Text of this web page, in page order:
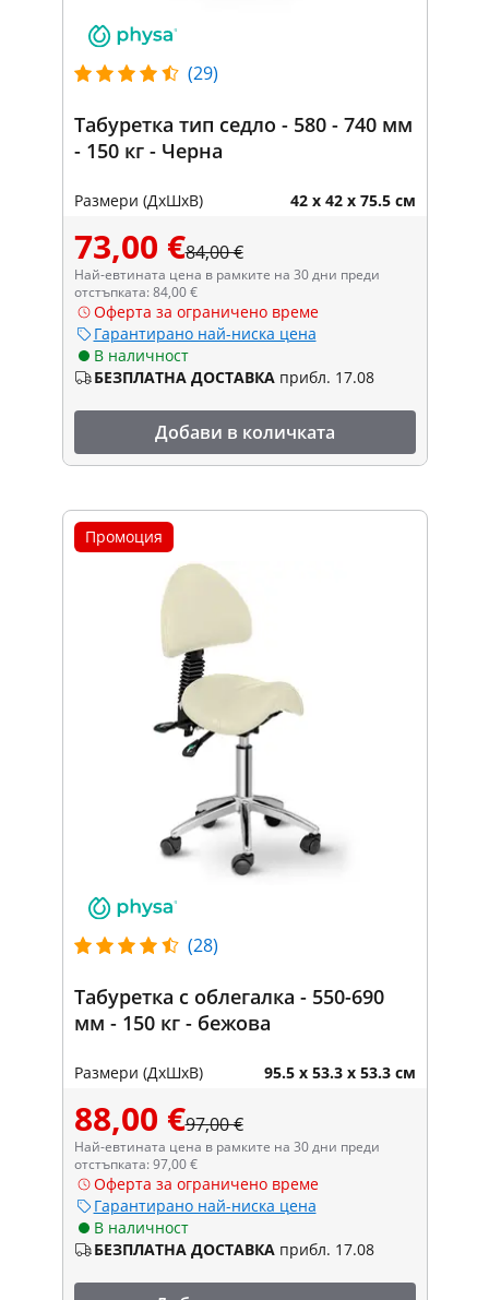
(29)
Табуретка тип седло - 580 - 740 мм
- 150 кг - Черна
Размери (ДxШxВ) 42 x 42 x 75.5 см
73,00 €84,00 €
Най-евтината цена в рамките на 30 дни преди
отстъпката: 84,00 €
Оферта за ограничено време
Гарантирано най-ниска цена
В наличност
БЕЗПЛАТНА ДОСТАВКА прибл. 17.08
Добави в количката
Промоция
(28)
Табуретка с облегалка - 550-690
мм - 150 кг - бежова
Размери (ДxШxВ) 95.5 x 53.3 x 53.3 см
88,00 €97,00 €
Най-евтината цена в рамките на 30 дни преди
отстъпката: 97,00 €
Оферта за ограничено време
Гарантирано най-ниска цена
В наличност
БЕЗПЛАТНА ДОСТАВКА прибл. 17.08